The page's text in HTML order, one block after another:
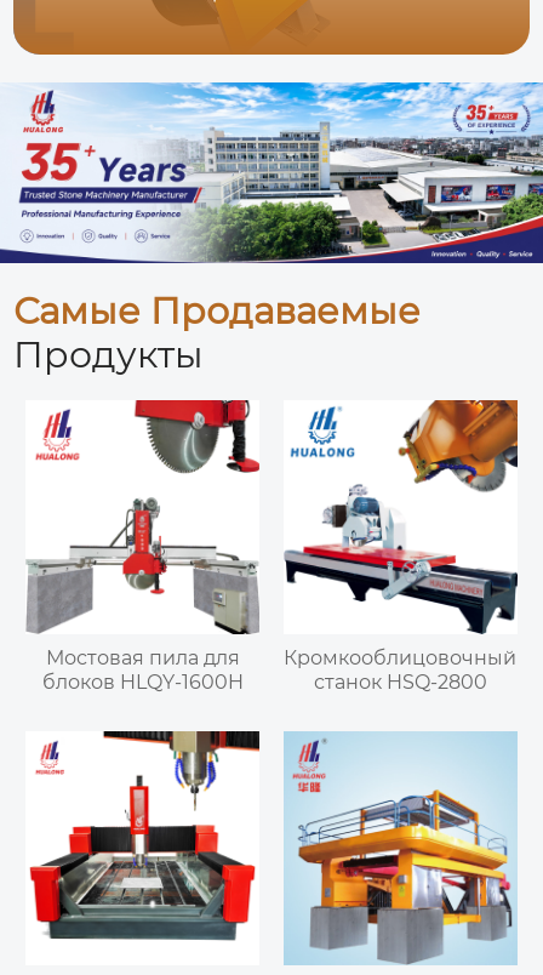
Самые Продаваемые
Продукты
Мостовая пила для
блоков HLQY-1600H
Кромкооблицовочный
станок HSQ-2800